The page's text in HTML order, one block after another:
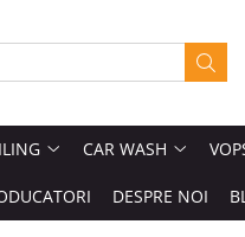
CAR WASH
DESPRE NOI